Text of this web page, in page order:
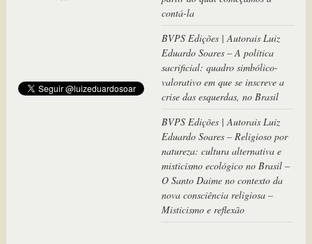
contá-la
BVPS Edições | Autorais Luiz
Eduardo Soares – A política
sacrificial: quadro simbólico-
valorativo em que se inscreve a
crise das esquerdas, no Brasil
BVPS Edições | Autorais Luiz
Eduardo Soares – Religioso por
natureza: cultura alternativa e
misticismo ecológico no Brasil –
O Santo Daime no contexto da
nova consciência religiosa –
Misticismo e reflexão